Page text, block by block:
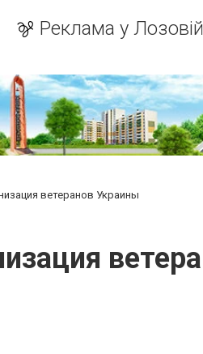
Реклама у Лозовій
ветеранов Украины